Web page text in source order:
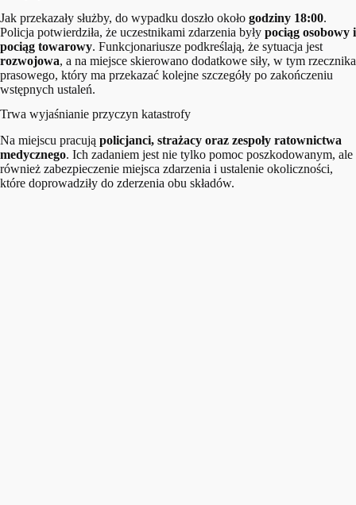
Jak przekazały służby, do wypadku doszło około godziny 18:00.
Policja potwierdziła, że uczestnikami zdarzenia były pociąg osobowy i
pociąg towarowy. Funkcjonariusze podkreślają, że sytuacja jest
rozwojowa, a na miejsce skierowano dodatkowe siły, w tym rzecznika
prasowego, który ma przekazać kolejne szczegóły po zakończeniu
wstępnych ustaleń.
Trwa wyjaśnianie przyczyn katastrofy
Na miejscu pracują policjanci, strażacy oraz zespoły ratownictwa
medycznego. Ich zadaniem jest nie tylko pomoc poszkodowanym, ale
również zabezpieczenie miejsca zdarzenia i ustalenie okoliczności,
które doprowadziły do zderzenia obu składów.